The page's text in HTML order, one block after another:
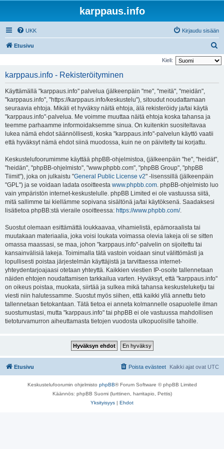
karppaus.info
UKK Kirjaudu sisään
Etusivu
t
Kieli:
karppaus.info - Rekisteröityminen
Käyttämällä "karppaus.info" palvelua (jälkeenpäin "me", "meitä", "meidän",
"karppaus.info", "https://karppaus.info/keskustelu"), sitoudut noudattamaan
seuraavia ehtoja. Mikäli et hyväksy näitä ehtoja, älä rekisteröidy ja/tai käytä
"karppaus.info"-palvelua. Me voimme muuttaa näitä ehtoja koska tahansa ja
teemme parhaamme informoidaksemme sinua. On kuitenkin suositeltavaa
lukea nämä ehdot säännöllisesti, koska "karppaus.info"-palvelun käyttö vaatii
että hyväksyt nämä ehdot siinä muodossa, kuin ne on päivitetty tai korjattu.
Keskustelufoorumimme käyttää phpBB-ohjelmistoa, (jälkeenpäin "he", "heidät",
"heidän", "phpBB-ohjelmisto", "www.phpbb.com", "phpBB Group", "phpBB
Tiimit"), joka on julkaistu "General Public License v2" -lisenssillä (jälkeenpäin
"GPL") ja se voidaan ladata osoitteesta www.phpbb.com. phpBB-ohjelmisto luo
vain ympäristön internet-keskustelulle. phpBB Limited ei ole vastuussa siitä,
mitä sallimme tai kiellämme sopivana sisältönä ja/tai käytöksenä. Saadaksesi
lisätietoa phpBB:stä vieraile osoitteessa: https://www.phpbb.com/.
Suostut olemaan esittämättä loukkaavaa, vihamielistä, epämoraalista tai
muutakaan materiaalia, joka voisi loukata voimassa olevia lakeja oli se sitten
omassa maassasi, se maa, johon "karppaus.info"-palvelin on sijoitettu tai
kansainvälisiä lakeja. Toimimalla tätä vastoin voidaan sinut välittömästi ja
lopullisesti poistaa järjestelmän käyttäjistä ja tarvittaessa internet-
yhteydentarjoajaasi otetaan yhteyttä. Kaikkien viestien IP-osoite tallennetaan
näiden ehtojen noudattamisen tarkkailua varten. Hyväksyt, että "karppaus.info"
on oikeus poistaa, muokata, siirtää ja sulkea mikä tahansa keskusteluketju tai
viesti niin halutessamme. Suostut myös siihen, että kaikki yllä annettu tieto
tallennetaan tietokantaan. Tätä tietoa ei anneta kolmannelle osapuolelle ilman
suostumustasi, mutta "karppaus.info" tai phpBB ei ole vastuussa mahdollisen
tietoturvamurron aiheuttamasta tietojen vuodosta ulkopuolisille tahoille.
Etusivu Kaikki ajat ovat UTC
Poista evästeet
Keskustelufoorumin ohjelmisto phpBB® Forum Software © phpBB Limited
Käännös: phpBB Suomi (lurttinen, harritapio, Pettis)
Yksityisyys | Ehdot